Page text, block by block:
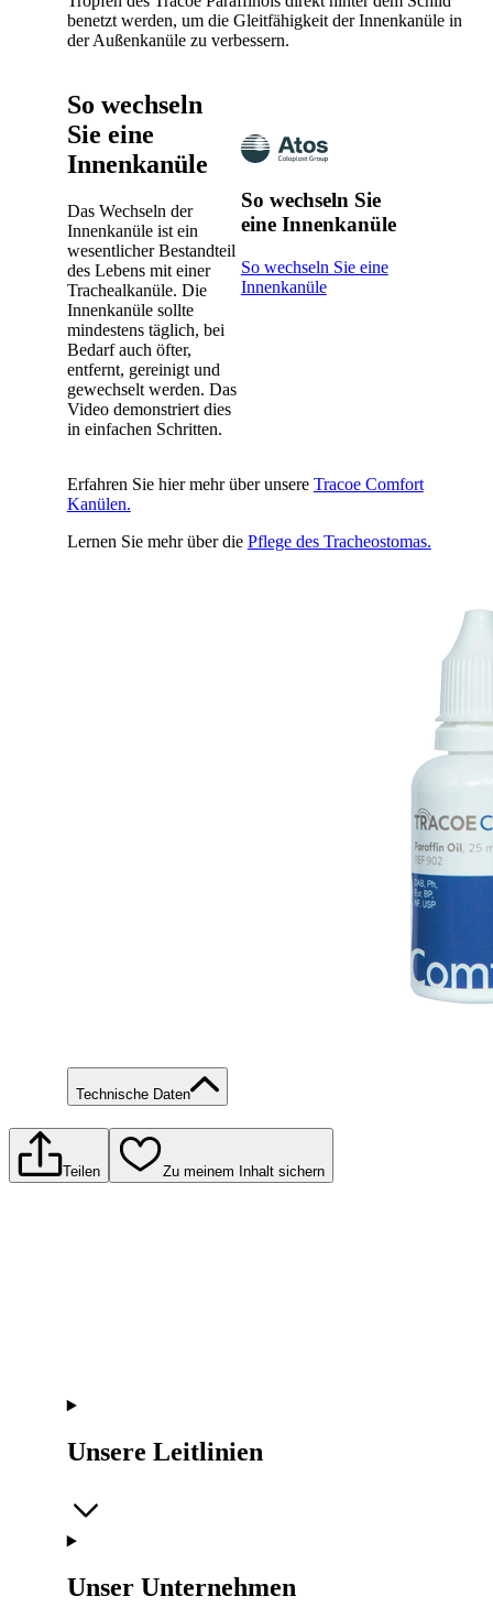
benetzt werden, um die Gleitfähigkeit der Innenkanüle in
der Außenkanüle zu verbessern.
So wechseln
Sie eine
Innenkanüle
Das Wechseln der
Innenkanüle ist ein
wesentlicher Bestandteil
des Lebens mit einer
Trachealkanüle. Die
Innenkanüle sollte
mindestens täglich, bei
Bedarf auch öfter,
entfernt, gereinigt und
gewechselt werden. Das
Video demonstriert dies
in einfachen Schritten.
So wechseln Sie
eine Innenkanüle
So wechseln Sie eine
Innenkanüle
Erfahren Sie hier mehr über unsere Tracoe Comfort
Kanülen.
Lernen Sie mehr über die Pflege des Tracheostomas.
Technische Daten
Teilen Zu meinem Inhalt sichern
Unsere Leitlinien
Unser Unternehmen